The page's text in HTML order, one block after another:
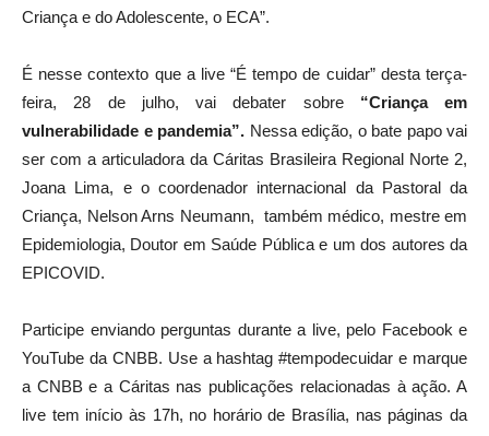
Criança e do Adolescente, o ECA”.
É nesse contexto que a live “É tempo de cuidar” desta terça-
feira, 28 de julho, vai debater sobre “Criança em
vulnerabilidade e pandemia”. Nessa edição, o bate papo vai
ser com a articuladora da Cáritas Brasileira Regional Norte 2,
Joana Lima, e o coordenador internacional da Pastoral da
Criança, Nelson Arns Neumann, também médico, mestre em
Epidemiologia, Doutor em Saúde Pública e um dos autores da
EPICOVID.
Participe enviando perguntas durante a live, pelo Facebook e
YouTube da CNBB. Use a hashtag #tempodecuidar e marque
a CNBB e a Cáritas nas publicações relacionadas à ação. A
live tem início às 17h, no horário de Brasília, nas páginas da